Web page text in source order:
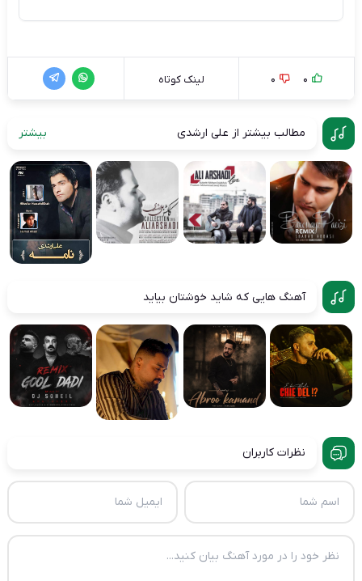
0
0 لینک کوتاه
مطالب بیشتر از علی ارشدی بیشتر
آهنگ هایی که شاید خوشتان بیاید
نظرات کاربران